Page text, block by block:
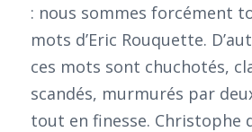
: nous sommes forcément
mots d’Eric Rouquette.
ces mots sont chuchotés,
scandés, murmurés par
tout en finesse. Christophe